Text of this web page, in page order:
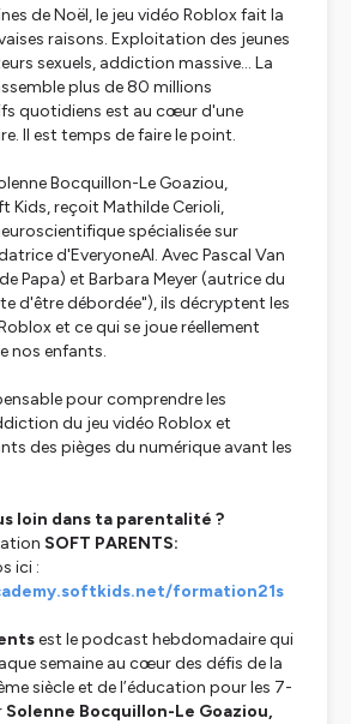
de Noël, le jeu vidéo Roblox fait la
raisons. Exploitation des jeunes
sexuels, addiction massive… La
plus de 80 millions
quotidiens est au cœur d'une
Il est temps de faire le point.
Bocquillon-Le Goaziou,
Kids, reçoit Mathilde Cerioli,
spécialisée sur
d'EveryoneAI. Avec Pascal Van
Papa) et Barbara Meyer (autrice du
d'être débordée"), ils décryptent les
et ce qui se joue réellement
nos enfants.
pour comprendre les
du jeu vidéo Roblox et
des pièges du numérique avant les
loin dans ta parentalité ?
SOFT PARENTS:
ici :
formation21s
est le podcast hebdomadaire qui
semaine au cœur des défis de la
siècle et de l’éducation pour les 7-
Solenne Bocquillon-Le Goaziou,